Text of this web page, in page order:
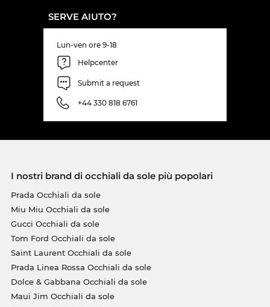
SERVE AIUTO?
Lun-ven ore 9-18
Helpcenter
Submit a request
+44 330 818 6761
I nostri brand di occhiali da sole più popolari
Prada Occhiali da sole
Miu Miu Occhiali da sole
Gucci Occhiali da sole
Tom Ford Occhiali da sole
Saint Laurent Occhiali da sole
Prada Linea Rossa Occhiali da sole
Dolce & Gabbana Occhiali da sole
Maui Jim Occhiali da sole